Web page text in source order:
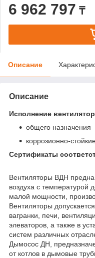
6 962 797 ₸
Описание
Описание
Исполнение
общего назначения
коррозионно-
Сертификаты
Вентиляторы ВДН
воздуха с температурой
малой мощности,
Вентиляторы
вагранки, печи,
элеваторов, а также в
систем различных
Дымосос ДН,
от котлов в дымовые